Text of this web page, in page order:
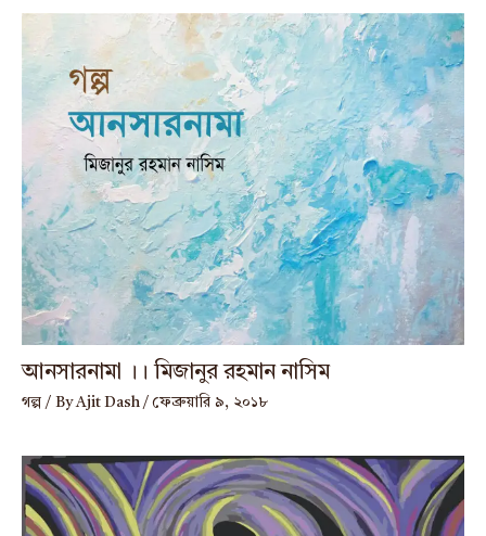
আনসারনামা ।। মিজানুর রহমান নাসিম
গল্প / ByAjit Dash / ফেব্রুয়ারি ৯, ২০১৮